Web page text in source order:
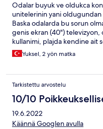
Odalar buyuk ve oldukca
unitelerinin yani oldugundan
Baska odalarda bu sorun
genis ekran (40") televizyon,
kullanimi, plajda kendine ait
plaji oldugundan tam izole
ama cok fazla cesit arayanlar
Yuksel, 2 yön matka
Tarkistettu arvostelu
10/10
19.6.2022
Käännä Googlen avulla